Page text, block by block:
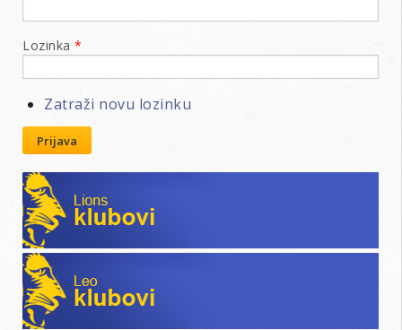
Lozinka *
Zatraži novu lozinku
Prijava
Lions klubovi
Leo klubovi